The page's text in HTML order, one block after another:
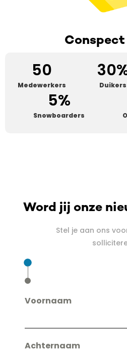
Medewerkers
50
Duikers
30
Snowboarders
5%
Word jij onze
Stel je aan ons
Voornaam
Achternaam